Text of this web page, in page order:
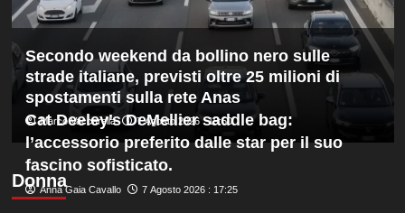
e
trasparenza”
Secondo weekend da bollino nero sulle
strade italiane, previsti oltre 25 milioni di
spostamenti sulla rete Anas
Marco Vaccarella 7 Agosto 2026 : 19:50
Donna
Cat Deeley’s DeMellier saddle bag:
l’accessorio preferito dalle star per il suo
fascino sofisticato.
Anna Gaia Cavallo 7 Agosto 2026 : 17:25